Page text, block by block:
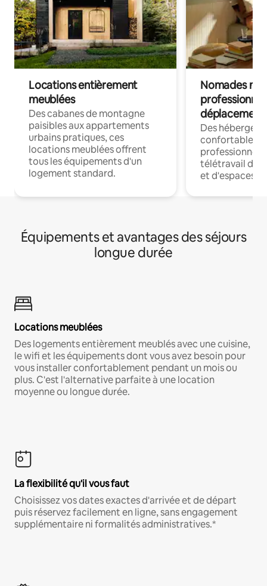
Locations entièrement
meublées
Des cabanes de montagne
paisibles aux appartements
urbains pratiques, ces
locations meublées offrent
tous les équipements d'un
logement standard.
Nomades
déplacement
Des
confortables
professionnels
télétravail
et d'espaces
Équipements et avantages des séjours
longue durée
Locations meublées
Des logements entièrement meublés avec une cuisine,
le wifi et les équipements dont vous avez besoin pour
vous installer confortablement pendant un mois ou
plus. C'est l'alternative parfaite à une location
moyenne ou longue durée.
La flexibilité qu'il vous faut
Choisissez vos dates exactes d'arrivée et de départ
puis réservez facilement en ligne, sans engagement
supplémentaire ni formalités administratives.*